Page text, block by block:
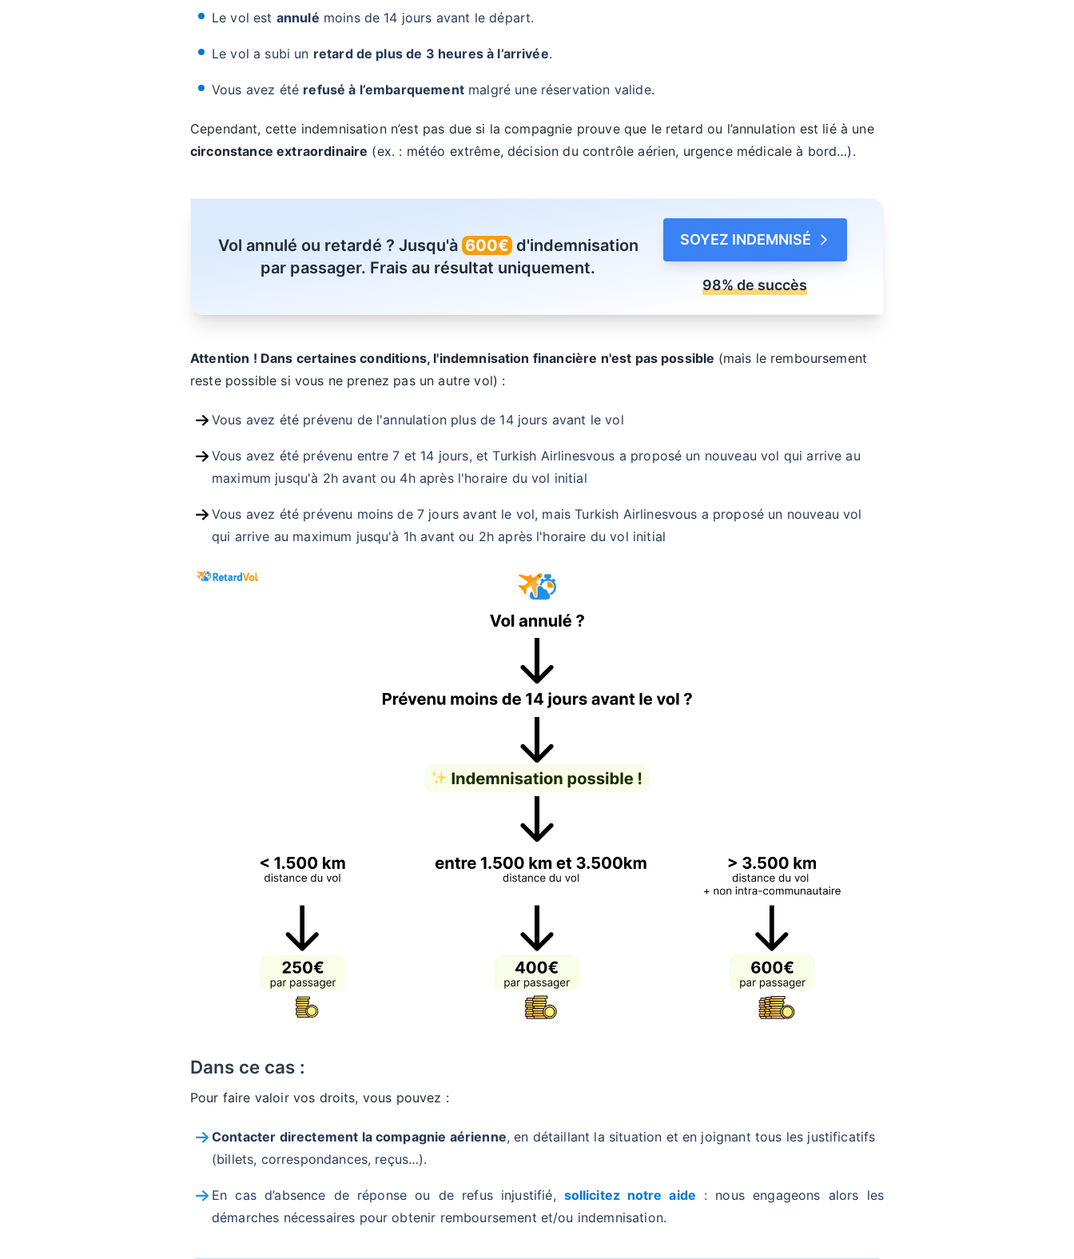
Le vol est annulé moins de 14 jours avant le départ.
Le vol a subi un retard de plus de 3 heures à l’arrivée.
Vous avez été refusé à l’embarquementmalgré une réservation valide.
Cependant, cette indemnisation n’est pas due si la compagnie prouve que le retard ou l’annulation est lié à une
circonstance extraordinaire (ex. : météo extrême, décision du contrôle aérien, urgence médicale à bord…).
Vol annulé ou retardé ? Jusqu'à 600€d'indemnisation
par passager. Frais au résultat uniquement.
SOYEZ INDEMNISÉ
98% de succès
Attention ! Dans certaines conditions, l'indemnisation financière n'est pas possible (mais le remboursement
reste possible si vous ne prenez pas un autre vol) :
Vous avez été prévenu de l'annulation plus de 14 jours avant le vol
Vous avez été prévenu entre 7 et 14 jours, et Turkish Airlinesvous a proposé un nouveau vol qui arrive au
maximum jusqu'à 2h avant ou 4h après l'horaire du vol initial
Vous avez été prévenu moins de 7 jours avant le vol, mais Turkish Airlinesvous a proposé un nouveau vol
qui arrive au maximum jusqu'à 1h avant ou 2h après l'horaire du vol initial
Dans ce cas :
Pour faire valoir vos droits, vous pouvez :
Contacter directement la compagnie aérienne, en détaillant la situation et en joignant tous les justificatifs
(billets, correspondances, reçus…).
En cas d’absence de réponse ou de refus injustifié, sollicitez notre aide : nous engageons alors les
démarches nécessaires pour obtenir remboursement et/ou indemnisation.